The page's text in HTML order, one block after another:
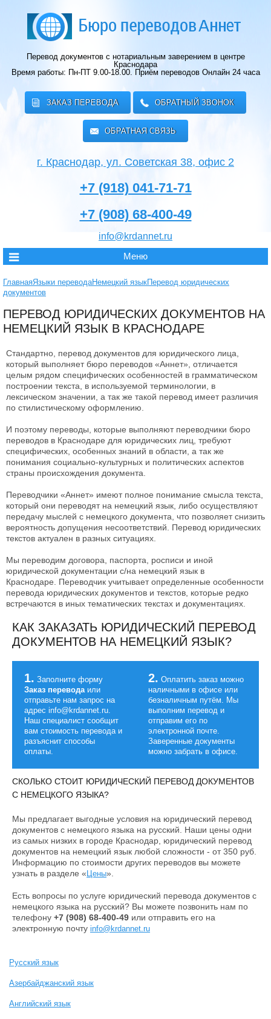
Перевод документов с нотариальным заверением в центре
Краснодара
Время работы: Пн-ПТ 9.00-18.00. Приём переводов Онлайн 24 часа
ЗАКАЗ ПЕРЕВОДА ОБРАТНЫЙ ЗВОНОК
ОБРАТНАЯ СВЯЗЬ
г. Краснодар, ул. Советская 38, офис 2
+7 (918) 041-71-71
+7 (908) 68-400-49
info@krdannet.ru
Меню
ГлавнаяЯзыки переводаНемецкий языкПеревод юридических
документов
ПЕРЕВОД ЮРИДИЧЕСКИХ ДОКУМЕНТОВ НА
НЕМЕЦКИЙ ЯЗЫК В КРАСНОДАРЕ
Стандартно, перевод документов для юридического лица,
который выполняет бюро переводов «Аннет», отличается
целым рядом специфических особенностей в грамматическом
построении текста, в используемой терминологии, в
лексическом значении, а так же такой перевод имеет различия
по стилистическому оформлению.
И поэтому переводы, которые выполняют переводчики бюро
переводов в Краснодаре для юридических лиц, требуют
специфических, особенных знаний в области, а так же
понимания социально-культурных и политических аспектов
страны происхождения документа.
Переводчики «Аннет» имеют полное понимание смысла текста,
который они переводят на немецкий язык, либо осуществляют
передачу мыслей с немецкого документа, что позволяет снизить
вероятность допущения несоответствий. Перевод юридических
текстов актуален в разных ситуациях.
Мы переводим договора, паспорта, росписи и иной
юридической документации с/на немецкий язык в
Краснодаре. Переводчик учитывает определенные особенности
перевода юридических документов и текстов, которые редко
встречаются в иных тематических текстах и документациях.
КАК ЗАКАЗАТЬ ЮРИДИЧЕСКИЙ ПЕРЕВОД
ДОКУМЕНТОВ НА НЕМЕЦКИЙ ЯЗЫК?
1. Заполните форму
Заказ переводаили
отправьте нам запрос на
адрес info@krdannet.ru.
Наш специалист сообщит
вам стоимость перевода и
разъяснит способы
оплаты.
2. Оплатить заказ можно
наличными в офисе или
безналичным путём. Мы
выполним перевод и
отправим его по
электронной почте.
Заверенные документы
можно забрать в офисе.
СКОЛЬКО СТОИТ ЮРИДИЧЕСКИЙ ПЕРЕВОД ДОКУМЕНТОВ
С НЕМЕЦКОГО ЯЗЫКА?
Мы предлагает выгодные условия на юридический перевод
документов с немецкого языка на русский. Наши цены одни
из самых низких в городе Краснодар, юридический перевод
документов на немецкий язык любой сложности - от 350 руб.
Информацию по стоимости других переводов вы можете
узнать в разделе « Цены».
Есть вопросы по услуге юридический перевода документов с
немецкого языка на русский? Вы можете позвонить нам по
телефону +7 (908) 68-400-49 или отправить его на
электронную почту info@krdannet.ru
Русский язык
Азербайджанский язык
Английский язык